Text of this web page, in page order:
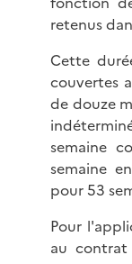
retenus
Cette
couvertes
de douze
semaine
semaine
pour 53
Pour
au contrat